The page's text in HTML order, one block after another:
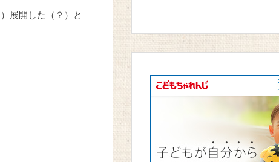
展開した（？）と